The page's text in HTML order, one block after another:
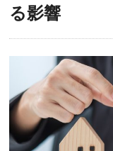
る影響